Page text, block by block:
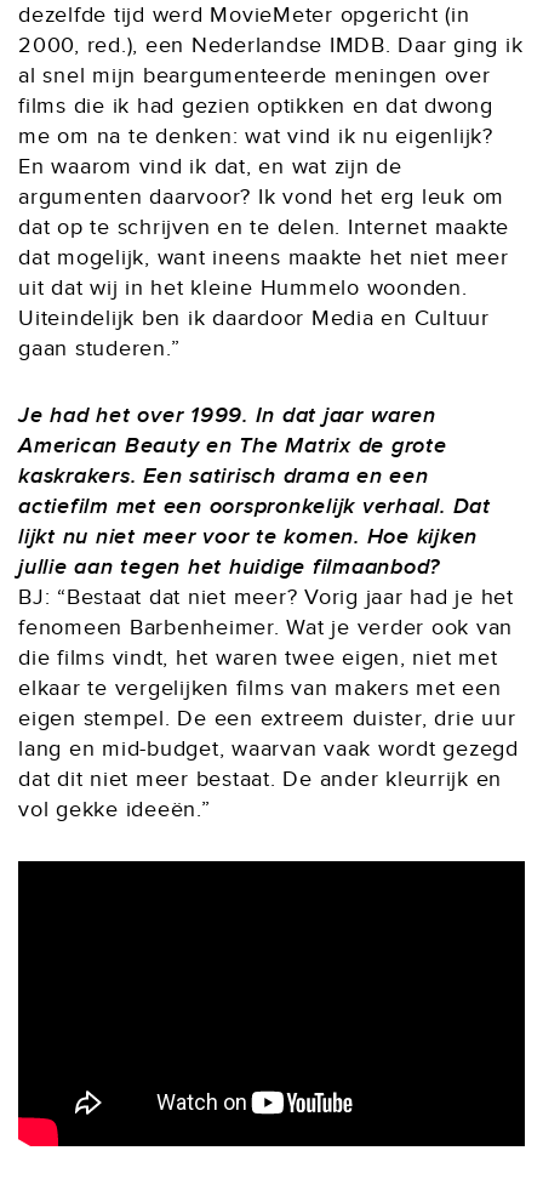
dezelfde tijd werd MovieMeter opgericht (in
2000, red.), een Nederlandse IMDB. Daar ging ik
al snel mijn beargumenteerde meningen over
films die ik had gezien optikken en dat dwong
me om na te denken: wat vind ik nu eigenlijk?
En waarom vind ik dat, en wat zijn de
argumenten daarvoor? Ik vond het erg leuk om
dat op te schrijven en te delen. Internet maakte
dat mogelijk, want ineens maakte het niet meer
uit dat wij in het kleine Hummelo woonden.
Uiteindelijk ben ik daardoor Media en Cultuur
gaan studeren.”
Je had het over 1999. In dat jaar waren
American Beauty en The Matrix de grote
kaskrakers. Een satirisch drama en een
actiefilm met een oorspronkelijk verhaal. Dat
lijkt nu niet meer voor te komen. Hoe kijken
jullie aan tegen het huidige filmaanbod?
BJ: “Bestaat dat niet meer? Vorig jaar had je het
fenomeen Barbenheimer. Wat je verder ook van
die films vindt, het waren twee eigen, niet met
elkaar te vergelijken films van makers met een
eigen stempel. De een extreem duister, drie uur
lang en mid-budget, waarvan vaak wordt gezegd
dat dit niet meer bestaat. De ander kleurrijk en
vol gekke ideeën.”